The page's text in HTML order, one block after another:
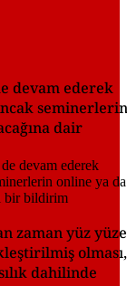
devam ederek
seminerlerin
dair
zaman yüz
olması,
dahilinde